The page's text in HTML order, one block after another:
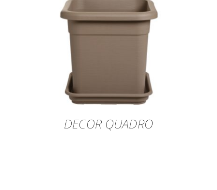
DECOR QUADRO